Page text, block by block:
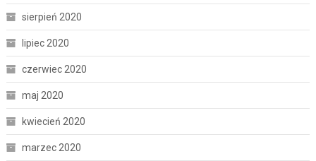
sierpień 2020
lipiec 2020
czerwiec 2020
maj 2020
kwiecień 2020
marzec 2020